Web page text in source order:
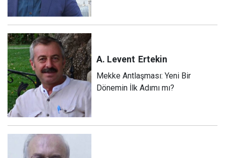
A. Levent Ertekin
Mekke Antlaşması: Yeni Bir
Dönemin İlk Adımı mı?